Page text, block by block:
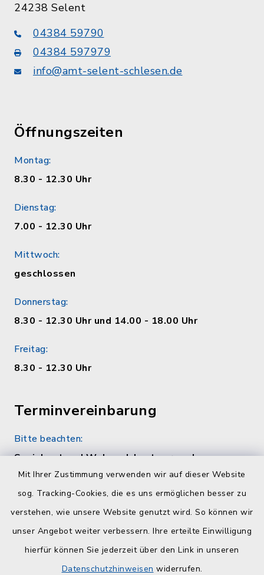
Mit Ihrer Zustimmung verwenden wir auf dieser Website
sog. Tracking-Cookies, die es uns ermöglichen besser zu
verstehen, wie unsere Website genutzt wird. So können wir
unser Angebot weiter verbessern. Ihre erteilte Einwilligung
hierfür können Sie jederzeit über den Link in unseren
Datenschutzhinweisen widerrufen.
24238 Selent
04384 59790
04384 597979
info@amt-selent-schlesen.de
Öffnungszeiten
Montag:
8.30 - 12.30 Uhr
Dienstag:
7.00 - 12.30 Uhr
Mittwoch:
geschlossen
Donnerstag:
8.30 - 12.30 Uhr und 14.00 - 18.00 Uhr
Freitag:
8.30 - 12.30 Uhr
Terminvereinbarung
Bitte beachten:
Sozialamt und Wohngeldamt nur nach
telefonischer Vereinbarung unter 04384 5979-
Quicklinks
Kreisverwaltung Plön